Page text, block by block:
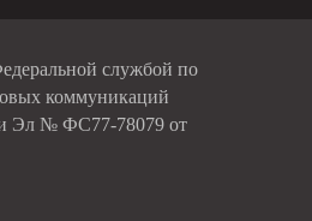
службой по
коммуникаций
Эл № ФС77-78079 от